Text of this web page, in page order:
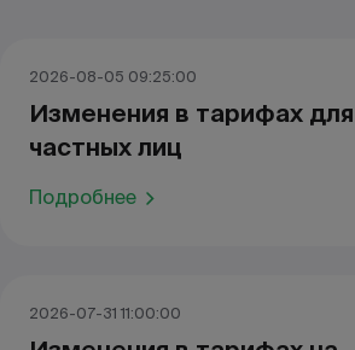
2026-08-05 09:25:00
Изменения в тарифах для
частных лиц
Подробнее
2026-07-31 11:00:00